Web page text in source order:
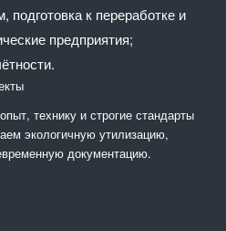
подготовка к переработке и
предприятия;
технику и строгие стандарты
экологичную утилизацию,
документацию.